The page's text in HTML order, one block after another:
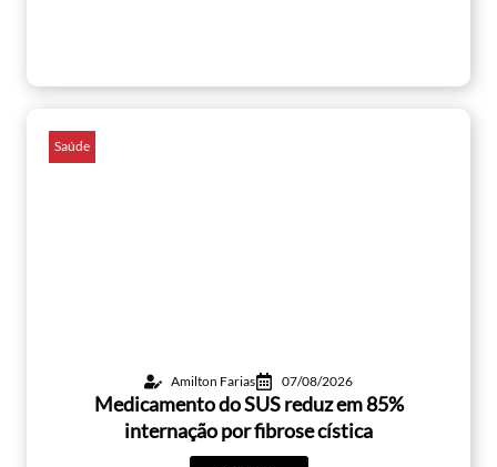
Saúde
Amilton Farias 07/08/2026
Medicamento do SUS reduz em 85%
internação por fibrose cística